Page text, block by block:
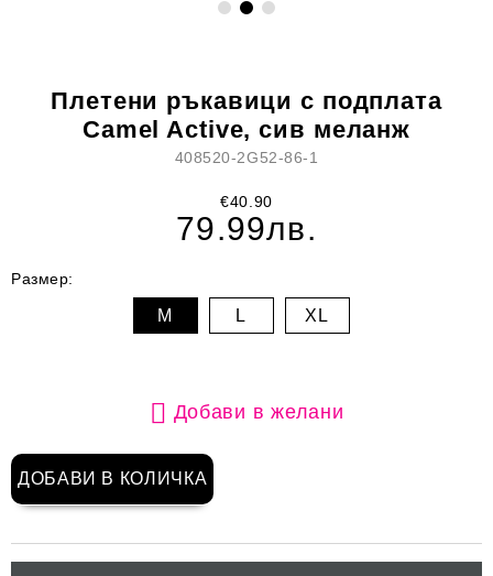
Плетени ръкавици с подплата
Camel Active, сив меланж
408520-2G52-86-1
€40.90
79.99лв.
Размер:
M L XL
Добави в желани